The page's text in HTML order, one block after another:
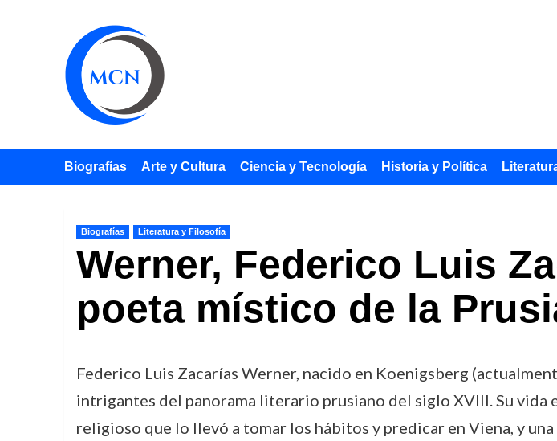
Biografías Arte y Cultura Ciencia y Tecnología Historia y Política
Biografías Literatura y Filosofía
Werner, Federico Luis
poeta místico de la
Federico Luis Zacarías Werner, nacido en Koenigsberg
intrigantes del panorama literario prusiano del siglo XVIII. Su
religioso que lo llevó a tomar los hábitos y predicar en Viena, y